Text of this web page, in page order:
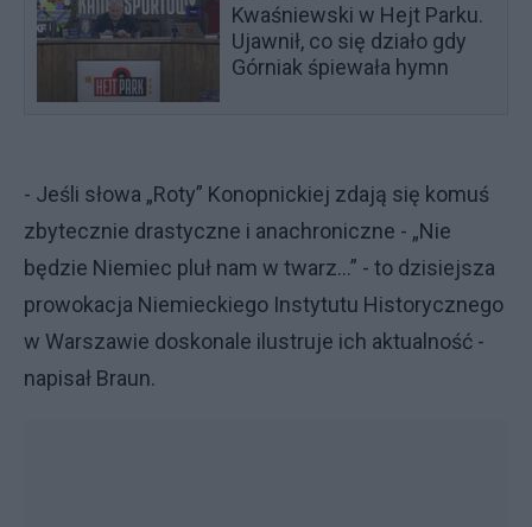
Kwaśniewski w Hejt Parku.
Ujawnił, co się działo gdy
Górniak śpiewała hymn
- Jeśli słowa „Roty” Konopnickiej zdają się komuś
zbytecznie drastyczne i anachroniczne - „Nie
będzie Niemiec pluł nam w twarz...” - to dzisiejsza
prowokacja Niemieckiego Instytutu Historycznego
w Warszawie doskonale ilustruje ich aktualność -
napisał Braun.